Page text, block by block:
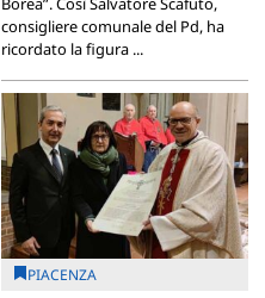
consigliere comunale del Pd, ha
ricordato la figura ...
PIACENZA